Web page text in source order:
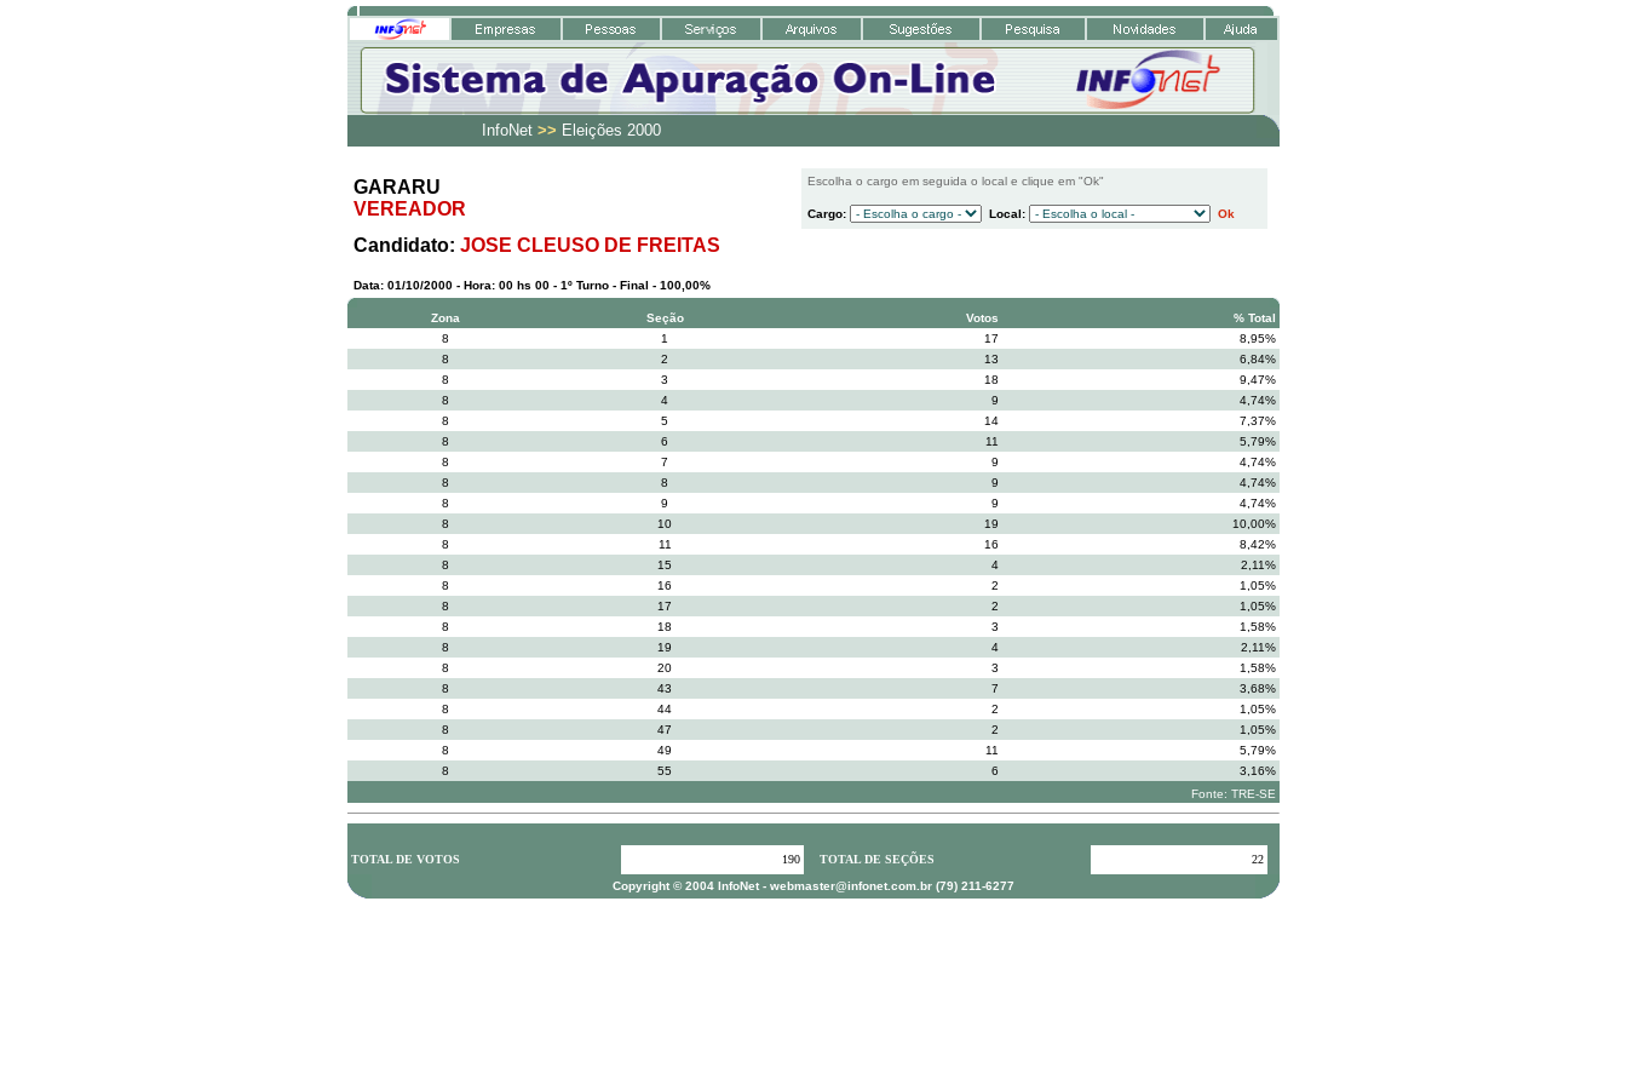
InfoNet >> Eleições 2000
GARARU
VEREADOR
Escolha o cargo em seguida o local e clique em "Ok"
Cargo: Local: Ok
Candidato: JOSE CLEUSO DE FREITAS
Data: 01/10/2000 - Hora: 00 hs 00 - 1º Turno - Final - 100,00%
Zona Seção Votos
% Total
8
1 17
8,95%
8
2 13
6,84%
8
3 18
9,47%
8
4 9
4,74%
8
5 14
7,37%
8
6 11
5,79%
8
7 9
4,74%
8
8 9
4,74%
8
9 9
4,74%
8
10 19
10,00%
8
11 16
8,42%
8
15 4
2,11%
8
16 2
1,05%
8
17 2
1,05%
8
18 3
1,58%
8
19 4
2,11%
8
20 3
1,58%
8
43 7
3,68%
8
44 2
1,05%
8
47 2
1,05%
8
49 11
5,79%
8
55 6
3,16%
Fonte: TRE-SE
TOTAL DE VOTOS 190 TOTAL DE SEÇÕES
22
Copyright © 2004 InfoNet - webmaster@infonet.com.br (79) 211-6277